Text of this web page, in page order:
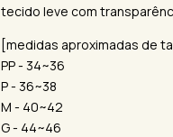
tecido leve com
[medidas aproximadas de
PP - 34~36
P - 36~38
M - 40~42
G - 44~46